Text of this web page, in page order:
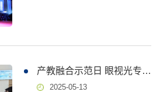
产教融合示范日 眼视光专业学生走进眼科医院临床教学课堂
2025-05-13